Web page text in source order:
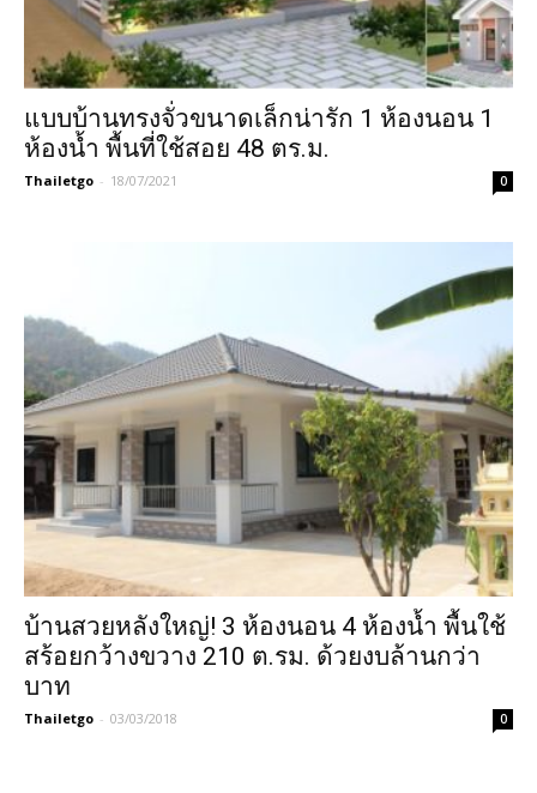
แบบบ้านทรงจั่วขนาดเล็กน่ารัก 1 ห้องนอน 1
ห้องน้ำ พื้นที่ใช้สอย 48 ตร.ม.
Thailetgo - 18/07/2021 0
บ้านสวยหลังใหญ่! 3 ห้องนอน 4 ห้องน้ำ พื้นใช้
สร้อยกว้างขวาง 210 ต.รม. ด้วยงบล้านกว่า
บาท
Thailetgo - 03/03/2018 0